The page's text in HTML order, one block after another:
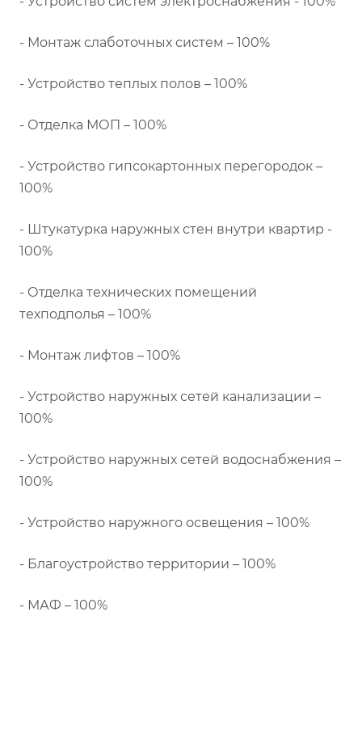
- Монтаж слаботочных систем – 100%
- Устройство теплых полов – 100%
- Отделка МОП – 100%
- Устройство гипсокартонных перегородок –
100%
- Штукатурка наружных стен внутри квартир -
100%
- Отделка технических помещений
техподполья – 100%
- Монтаж лифтов – 100%
- Устройство наружных сетей канализации –
100%
- Устройство наружных сетей водоснабжения –
100%
- Устройство наружного освещения – 100%
- Благоустройство территории – 100%
- МАФ – 100%